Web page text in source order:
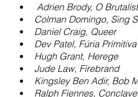
Adrien Brody, O
Colman Domingo, Sing
Daniel Craig, Queer
Dev Patel, Fúria Primitiva
Hugh Grant, Herege
Jude Law, Firebrand
Kingsley Ben Adir, Bob
Ralph Fiennes, Conclave